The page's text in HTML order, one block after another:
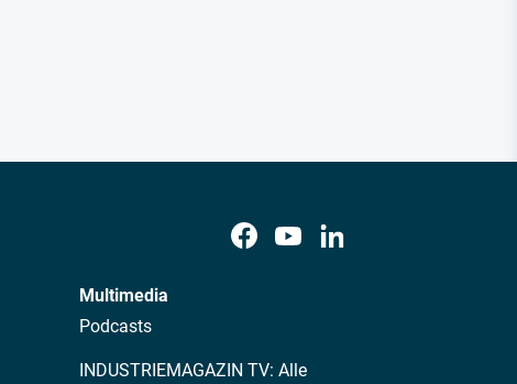
Multimedia
Podcasts
INDUSTRIEMAGAZIN TV: Alle